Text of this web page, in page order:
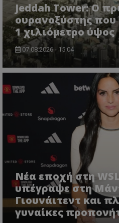
Jeddah Tower: Ο
ουρανοξύστης που
1 χιλιόμετρο ύψος
07.08.2026 - 15:04
Νέα εποχή στη
υπέγραψε στη
Γιουνάιτεντ και
γυναίκες